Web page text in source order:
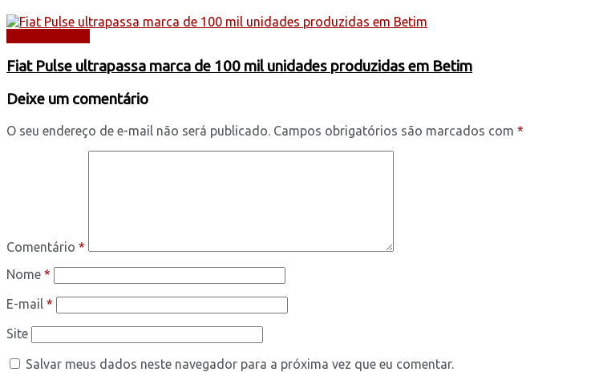
Fiat Pulse ultrapassa marca de 100 mil unidades produzidas em Betim
Deixe um comentário
O seu endereço de e-mail não será publicado. Campos obrigatórios são marcados com *
Comentário *
Nome *
E-mail *
Site
Salvar meus dados neste navegador para a próxima vez que eu comentar.